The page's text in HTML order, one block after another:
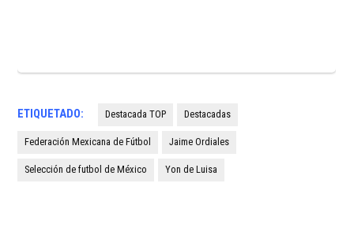
ETIQUETADO: Destacada TOP Destacadas
Federación Mexicana de Fútbol Jaime Ordiales
Selección de futbol de México Yon de Luisa